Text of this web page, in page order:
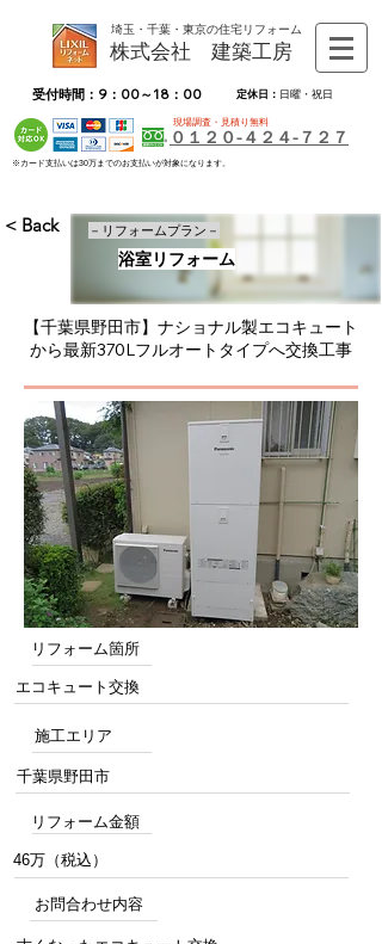
埼玉・千葉・東京の住宅リフォーム
株式会社 建築工房
受付時間：9：00～18：00 定休日： 日曜・祝日
現場調査・見積り無料
０１２０-４２４-７２７
※カード支払いは30万までのお支払いが対象になります。
< Back
浴室リフォーム
－リフォームプラン－
【千葉県野田市】ナショナル製エコキュート
から最新370Lフルオートタイプへ交換工事
リフォーム箇所
エコキュート交換
施工エリア
千葉県野田市
リフォーム金額
46万（税込）
お問合わせ内容